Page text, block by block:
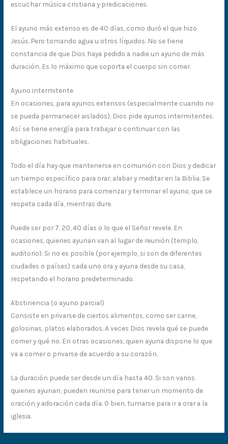
escuchar música cristiana y predicaciones.
El ayuno más extenso es de 40 días, como duró el que hizo
Jesús. Pero tomando agua u otros líquidos. No se tiene
constancia de que Dios haya pedido a nadie un ayuno de más
duración. Es lo máximo que soporta el cuerpo sin comer.
Ayuno intermitente
En ocasiones, para ayunos extensos (especialmente cuando no
se pueda permanecer aislados), Dios pide ayunos intermitentes.
Así se tiene energía para trabajar o continuar con las
obligaciones habituales.
Todo el día hay que mantenerse en comunión con Dios y dedicar
un tiempo específico para orar, alabar y meditar en la Biblia. Se
establece un horario para comenzar y terminar el ayuno, que se
respeta cada día, mientras dure.
Puede ser por 7, 20, 40 días o lo que el Señor revele. En
ocasiones, quienes ayunan van al lugar de reunión (templo,
auditorio). Si no es posible (por ejemplo, si son de diferentes
ciudades o países) cada uno ora y ayuna desde su casa,
respetando el horario predeterminado.
Abstinencia (o ayuno parcial)
Consiste en privarse de ciertos alimentos, como ser carne,
golosinas, platos elaborados. A veces Dios revela qué se puede
comer y qué no. En otras ocasiones, quien ayuna dispone lo que
va a comer o privarse de acuerdo a su corazón.
La duración puede ser desde un día hasta 40. Si son varios
quienes ayunan, pueden reunirse para tener un momento de
oración y adoración cada día. O bien, turnarse para ir a orar a la
iglesia.